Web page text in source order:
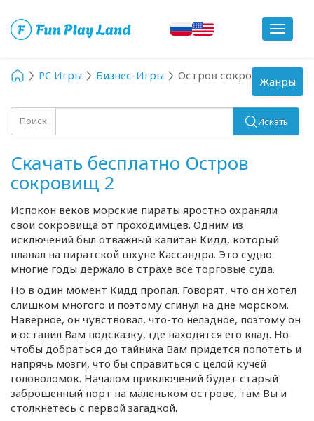
Toggle
PC Игры Бизнес-Игры Остров сокровищ 2
Поиск Искать
Скачать бесплатно Остров
сокровищ 2
Испокон веков морские пираты яростно охраняли
свои сокровища от проходимцев. Одним из
исключений был отважный капитан Кидд, который
плавал на пиратской шхуне Кассандра. Это судно
многие годы держало в страхе все торговые суда.
Но в один момент Кидд пропал. Говорят, что он хотел
слишком многого и поэтому сгинул на дне морском.
Наверное, он чувствовал, что-то неладное, поэтому он
и оставил Вам подсказку, где находятся его клад. Но
чтобы добраться до тайника Вам придется попотеть и
напрячь мозги, что бы справиться с целой кучей
головоломок. Началом приключений будет старый
заброшенный порт на маленьком острове, там Вы и
столкнетесь с первой загадкой.
Toggle
navigation
Жанры